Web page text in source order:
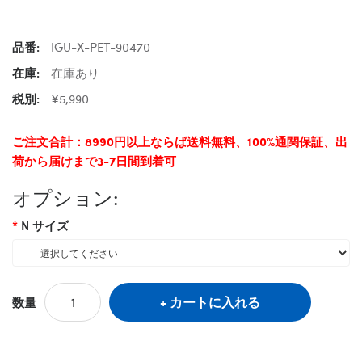
品番:
IGU-X-PET-90470
在庫:
在庫あり
税別:
¥5,990
ご注文合計：8990円以上ならば送料無料、100%通関保証、出
荷から届けまで3-7日間到着可
オプション:
N サイズ
数量 カートに入れる